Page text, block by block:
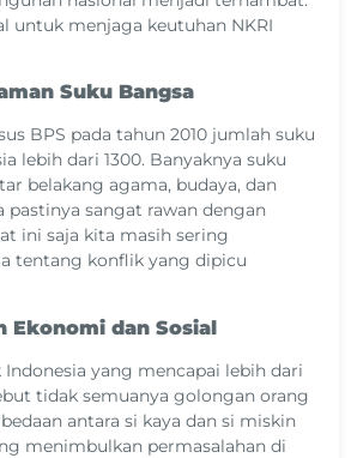
untuk menjaga keutuhan NKRI
Suku Bangsa
BPS pada tahun 2010 jumlah suku
lebih dari 1300. Banyaknya suku
belakang agama, budaya, dan
pastinya sangat rawan dengan
ini saja kita masih sering
tentang konflik yang dipicu
Ekonomi dan Sosial
yang mencapai lebih dari
tidak semuanya golongan orang
antara si kaya dan si miskin
menimbulkan permasalahan di